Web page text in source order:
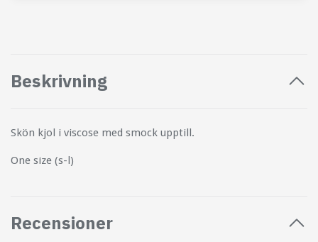
Beskrivning
Skön kjol i viscose med smock upptill.
One size (s-l)
Recensioner